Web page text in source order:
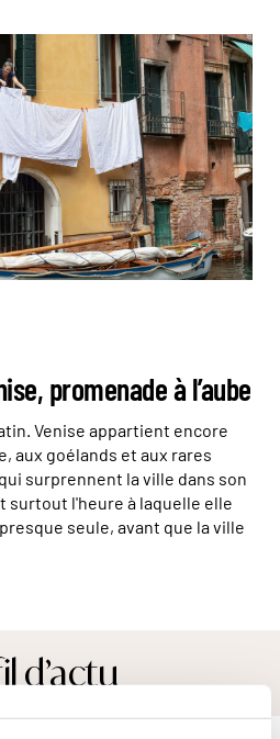
promenade à l’aube
Venise appartient encore
aux goélands et aux rares
surprennent la ville dans son
surtout l'heure à laquelle elle
seule, avant que la ville
d’actu